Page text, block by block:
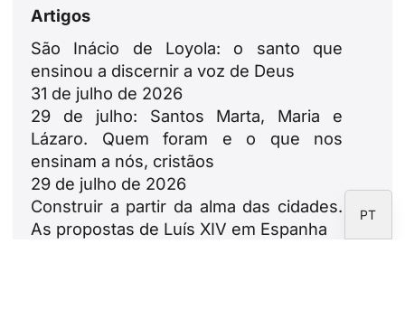
Artigos
São Inácio de Loyola: o santo que
ensinou a discernir a voz de Deus
31 de julho de 2026
29 de julho: Santos Marta, Maria e
Lázaro. Quem foram e o que nos
ensinam a nós, cristãos
29 de julho de 2026
Construir a partir da alma das cidades.
As propostas de Luís XIV em Espanha
PT